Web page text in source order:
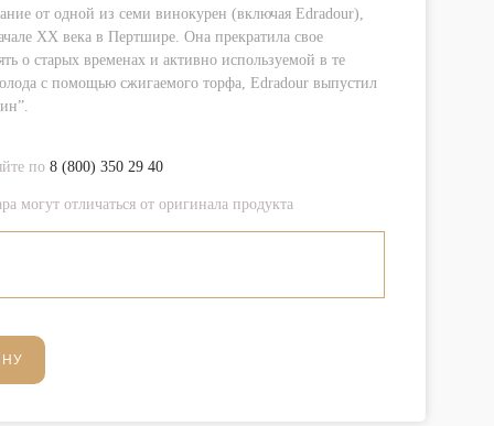
от одной из семи винокурен (включая Edradour),
XX века в Пертшире. Она прекратила свое
о старых временах и активно используемой в те
с помощью сжигаемого торфа, Edradour выпустил
по 8 (800) 350 29 40
могут отличаться от оригинала продукта